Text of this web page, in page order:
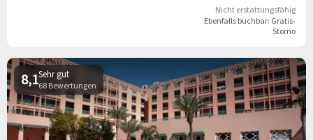
Nicht erstattungsfähig
Ebenfalls buchbar: Gratis-
Storno
Sehr gut
68 Bewertungen
8,1